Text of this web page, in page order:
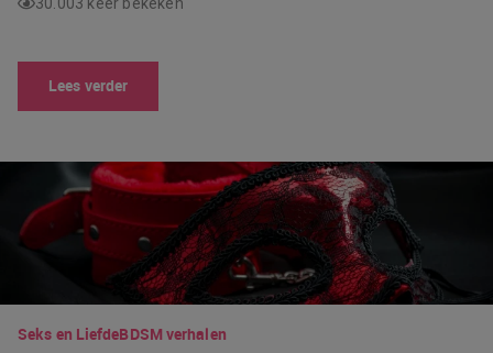
Lees verder
Seks en LiefdeBDSM verhalen